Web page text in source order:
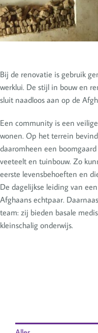
Bij de renovatie is gebruik
werklui. De stijl in bouw en
sluit naadloos aan op de
Een community is een
wonen. Op het terrein
daaromheen een
veeteelt en tuinbouw. Zo
eerste levensbehoeften en
De dagelijkse leiding van
Afghaans echtpaar.
team: zij bieden basale
kleinschalig onderwijs.